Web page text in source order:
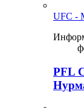
UFC -
PFL